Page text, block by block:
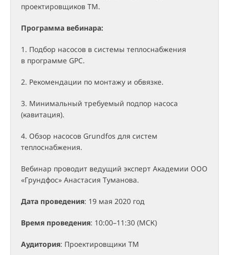
проектировщиков ТМ.
Программа вебинара:
1. Подбор насосов в системы теплоснабжения
в программе GPC.
2. Рекомендации по монтажу и обвязке.
3. Минимальный требуемый подпор насоса
(кавитация).
4. Обзор насосов Grundfos для систем
теплоснабжения.
Вебинар проводит ведущий эксперт Академии ООО
«Грундфос» Анастасия Туманова.
Дата проведения: 19 мая 2020 год
Время проведения: 10:00–11:30 (МСК)
Аудитория: Проектировщики ТМ